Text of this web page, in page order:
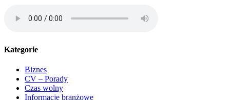
Kategorie
Biznes
CV – Porady
Czas wolny
Informacje branżowe